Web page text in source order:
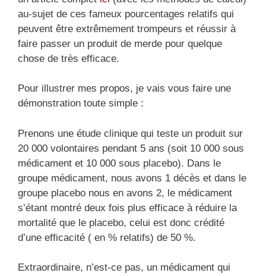
au-sujet de ces fameux pourcentages relatifs qui
peuvent être extrêmement trompeurs et réussir à
faire passer un produit de merde pour quelque
chose de très efficace.
Pour illustrer mes propos, je vais vous faire une
démonstration toute simple :
Prenons une étude clinique qui teste un produit sur
20 000 volontaires pendant 5 ans (soit 10 000 sous
médicament et 10 000 sous placebo). Dans le
groupe médicament, nous avons 1 décès et dans le
groupe placebo nous en avons 2, le médicament
s’étant montré deux fois plus efficace à réduire la
mortalité que le placebo, celui est donc crédité
d’une efficacité ( en % relatifs) de 50 %.
Extraordinaire, n’est-ce pas, un médicament qui